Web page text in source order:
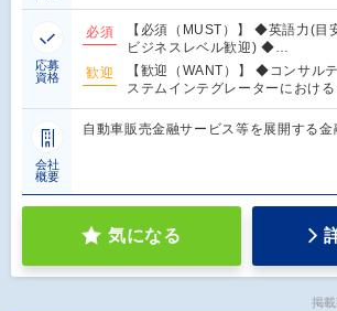
応募
資格
必須
【必須（MUST）】 ◆英語力(目
ビジネスレベル歓迎) ◆…
歓迎
【歓迎（WANT）】 ◆コンサル
ステムインテグレーターにおけ
会社
概要
自動車販売金融サービス等を展開する金
気になる
掲